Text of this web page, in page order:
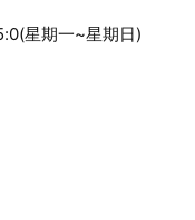
星期一~星期日)